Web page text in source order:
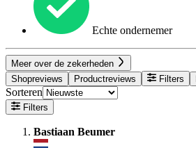
Echte ondernemer
Meer over de zekerheden
Shopreviews
Productreviews Filters
Sorteren
Filters
Bastiaan Beumer